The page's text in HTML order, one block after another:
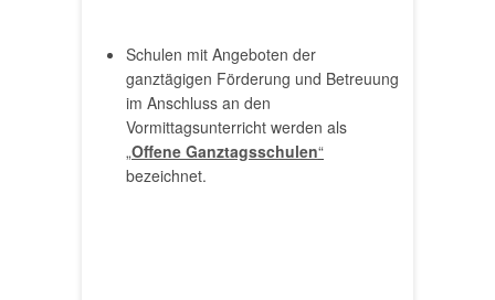
Schulen mit Angeboten der
ganztägigen Förderung und Betreuung
im Anschluss an den
Vormittagsunterricht werden als
„Offene Ganztagsschulen“
bezeichnet.